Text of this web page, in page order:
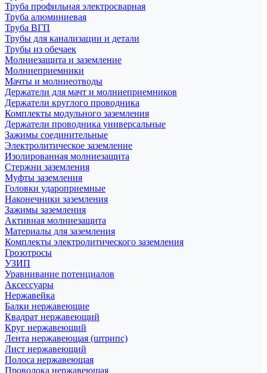
Труба профильная электросварная
Труба алюминиевая
Труба ВГП
Трубы для канализации и детали
Трубы из обечаек
Молниезащита и заземление
Молниеприемники
Мачты и молниеотводы
Держатели для мачт и молниеприемников
Держатели круглого проводника
Комплекты модульного заземления
Держатели проводника универсальные
Зажимы соединительные
Электролитическое заземление
Изолированная молниезащита
Стержни заземления
Муфты заземления
Головки удароприемные
Наконечники заземления
Зажимы заземления
Активная молниезащита
Материалы для заземления
Комплекты электролитического заземления
Грозотросы
УЗИП
Уравнивание потенциалов
Аксессуары
Нержавейка
Балки нержавеющие
Квадрат нержавеющий
Круг нержавеющий
Лента нержавеющая (штрипс)
Лист нержавеющий
Полоса нержавеющая
Проволока нержавеющая